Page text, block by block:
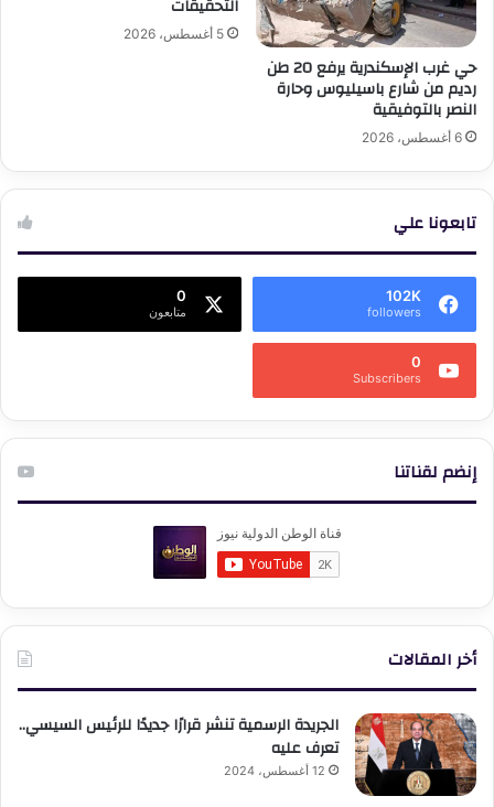
حي غرب الإسكندرية يرفع 20 طن
رديم من شارع باسيليوس وحارة
النصر بالتوفيقية
6 أغسطس، 2026
التحقيقات
5 أغسطس، 2026
تابعونا علي
102K
followers
0
متابعون
0
Subscribers
إنضم لقناتنا
أخر المقالات
الجريدة الرسمية تنشر قرارًا جديدًا للرئيس السيسي..
تعرف عليه
12 أغسطس، 2024